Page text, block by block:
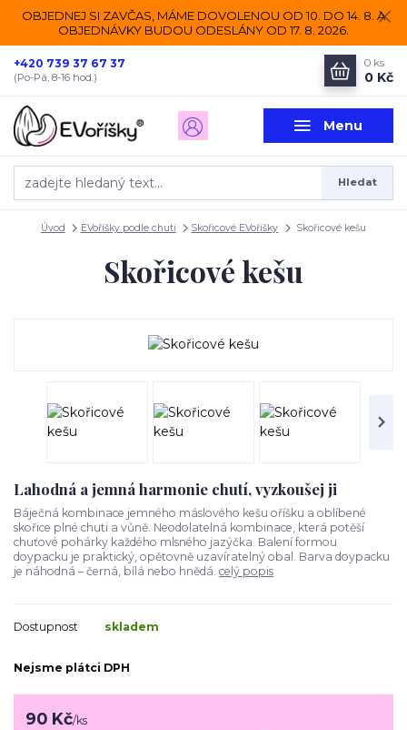
OBJEDNEJ SI ZAVČAS, MÁME DOVOLENOU OD 10. DO 14. 8. A
OBJEDNÁVKY BUDOU ODESLÁNY OD 17. 8. 2026.
Menu
Hledat
+420 739 37 67 37
(Po-Pá, 8-16 hod.)
0 ks
0 Kč
Úvod EVoříšky podle chuti Skořicové EVoříšky Skořicové kešu
Skořicové kešu
Lahodná a jemná harmonie chutí, vyzkoušej ji
Báječná kombinace jemného máslového kešu oříšku a oblíbené
skořice plné chuti a vůně. Neodolatelná kombinace, která potěší
chuťové pohárky každého mlsného jazýčka. Balení formou
doypacku je praktický, opětovně uzavíratelný obal. Barva doypacku
je náhodná – černá, bílá nebo hnědá. celý popis
Dostupnost skladem
Nejsme plátci DPH
90 Kč/ks